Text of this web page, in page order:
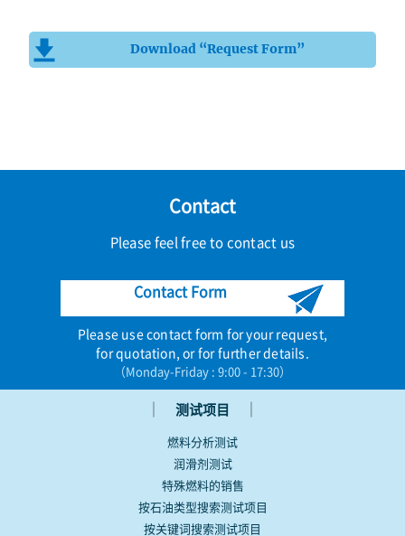
Download “Request Form”
Contact
Please feel free to contact us
Contact Form
Please use contact form for your request,
for quotation, or for further details.
（Monday-Friday : 9:00 - 17:30）
测试项目
燃料分析测试
润滑剂测试
特殊燃料的销售
按石油类型搜索测试项目
按关键词搜索测试项目